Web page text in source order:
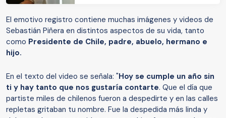
El emotivo registro contiene muchas imágenes y videos de
Sebastián Piñera en distintos aspectos de su vida, tanto
como Presidente de Chile, padre, abuelo, hermano e
hijo.
En el texto del video se señala: "Hoy se cumple un año sin
ti y hay tanto que nos gustaría contarte. Que el día que
partiste miles de chilenos fueron a despedirte y en las calles
repletas gritaban tu nombre. Fue la despedida más linda y